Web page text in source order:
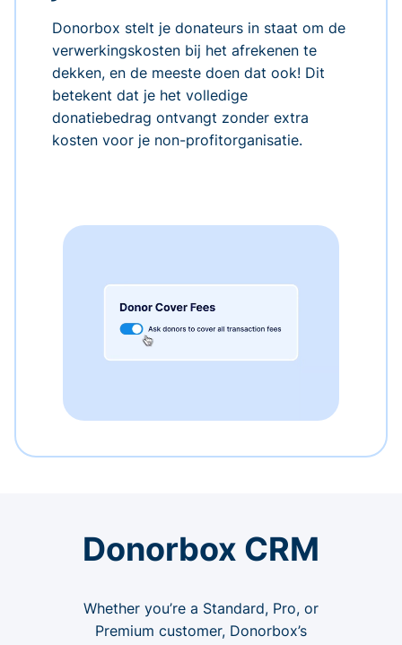
Donorbox stelt je donateurs in staat om de
verwerkingskosten bij het afrekenen te
dekken, en de meeste doen dat ook! Dit
betekent dat je het volledige
donatiebedrag ontvangt zonder extra
kosten voor je non-profitorganisatie.
Donorbox CRM
Whether you’re a Standard, Pro, or
Premium customer, Donorbox’s